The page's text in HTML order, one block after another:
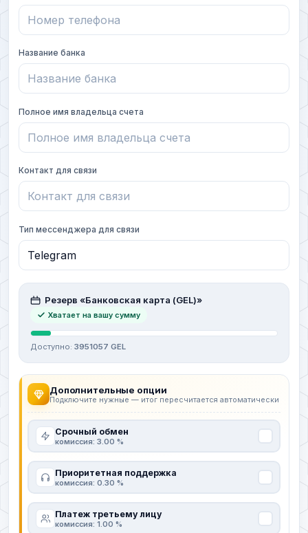
Название банка
Полное имя владельца счета
Контакт для связи
Тип мессенджера для связи
Резерв «Банковская карта (GEL)»
Хватает на вашу сумму
Доступно: 3951057 GEL
Дополнительные опции
Подключите нужные — итог пересчитается автоматически
Срочный обмен
комиссия: 3.00 %
Приоритетная поддержка
комиссия: 0.30 %
Платеж третьему лицу
комиссия: 1.00 %